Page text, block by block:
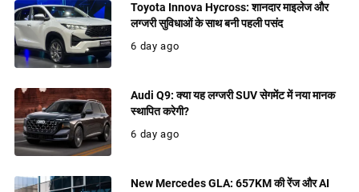
Toyota Innova Hycross: शानदार माइलेज और
लग्जरी सुविधाओं के साथ बनी पहली पसंद
6 day ago
Audi Q9: क्या यह लग्जरी SUV सेगमेंट में नया मानक
स्थापित करेगी?
6 day ago
New Mercedes GLA: 657KM की रेंज और AI